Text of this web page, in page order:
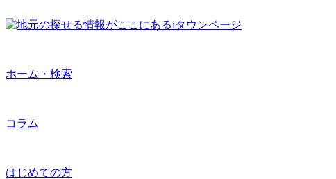
ホーム・検索
コラム
はじめての方